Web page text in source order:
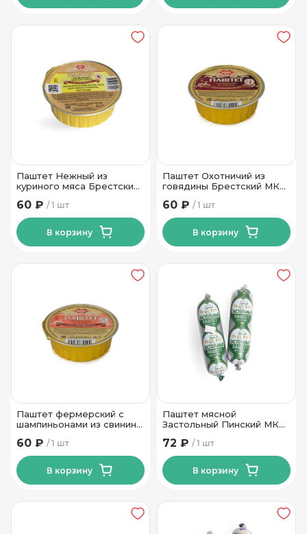
Паштет Нежный из
куриного мяса Брестский
1 шт
60 ₽
В корзину
Паштет Охотничий из
говядины Брестский МК
1 шт
60 ₽
В корзину
Паштет фермерский с
шампиньонами из свинины
1 шт
60 ₽
В корзину
Паштет мясной
Застольный Пинский МК
1 шт
72 ₽
В корзину